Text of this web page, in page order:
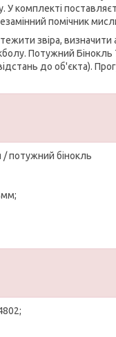
У комплекті
помічник
звіра, визначити
Потужний
до об'єкта).
потужний бінокль